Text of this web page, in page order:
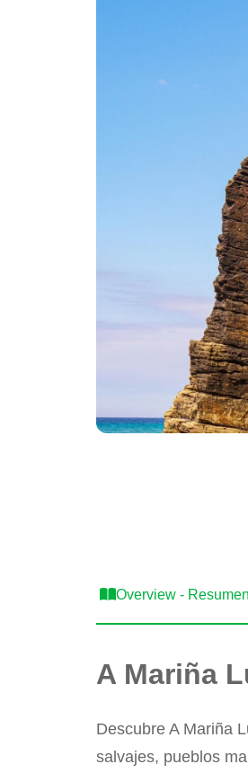
Overview - Resumen
A Mariña
Descubre A Mariña
salvajes, pueblos